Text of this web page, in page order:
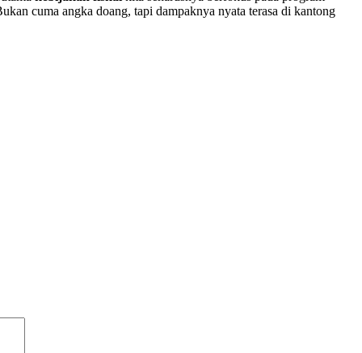
cuma angka doang, tapi dampaknya nyata terasa di kantong